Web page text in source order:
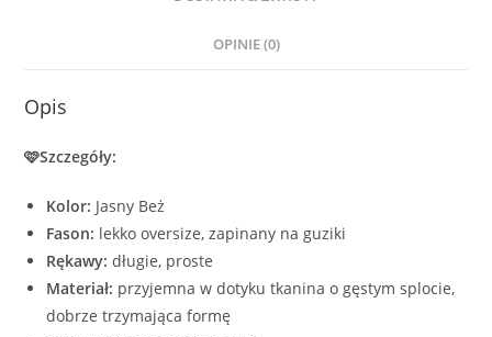
OPINIE (0)
Opis
🩷Szczegóły:
Kolor: Jasny Beż
Fason: lekko oversize, zapinany na guziki
Rękawy: długie, proste
Materiał: przyjemna w dotyku tkanina o gęstym splocie,
dobrze trzymająca formę